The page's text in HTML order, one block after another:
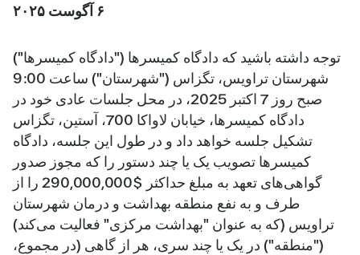
۶ آگوست ۲۰۲۵
توجه داشته باشید که دادگاه کمیسرها ("دادگاه کمیسرها")
شهرستان تراویس، تگزاس ("شهرستان") ساعت 9:00
صبح روز 7 اکتبر 2025، در محل جلسات عادی خود در
دادگاه کمیسرها، خیابان لاواکا 700، آستین، تگزاس
تشکیل جلسه خواهد داد و در طول این جلسه، دادگاه
کمیسرها تصویب یک یا چند دستور را که مجوز صدور
گواهی‌های تعهد به مبلغ حداکثر $290,000,000 را از
طرف و به نفع منطقه بهداشت و درمان شهرستان
تراویس (که به عنوان "بهداشت مرکزی" فعالیت می‌کند)
("منطقه") در یک یا چند سری، هر از گاهی (در مجموع،